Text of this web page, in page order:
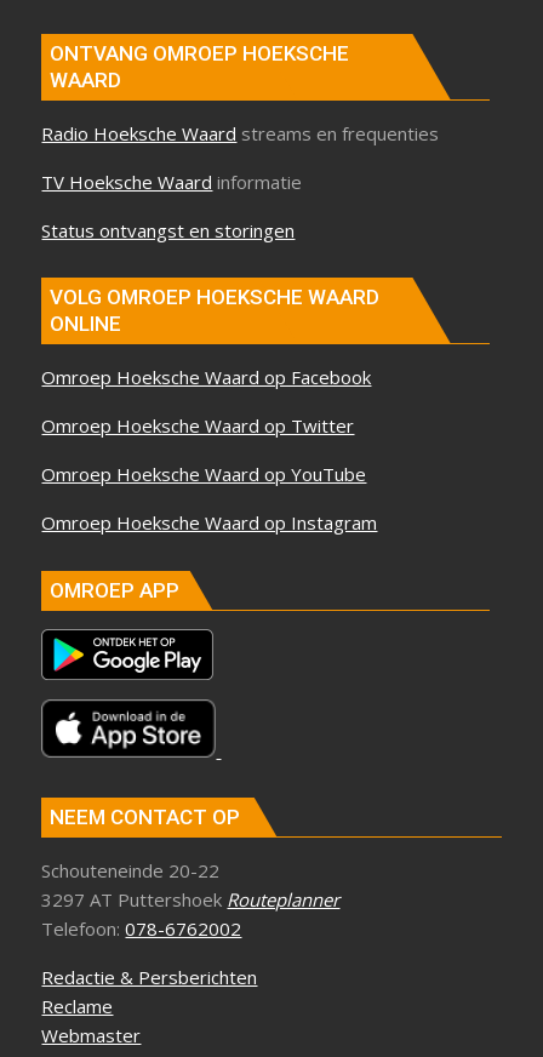
ONTVANG OMROEP HOEKSCHE
WAARD
Radio Hoeksche Waard streams en frequenties
TV Hoeksche Waard informatie
Status ontvangst en storingen
VOLG OMROEP HOEKSCHE WAARD
ONLINE
Omroep Hoeksche Waard op Facebook
Omroep Hoeksche Waard op Twitter
Omroep Hoeksche Waard op YouTube
Omroep Hoeksche Waard op Instagram
OMROEP APP
NEEM CONTACT OP
Schouteneinde 20-22
3297 AT Puttershoek Routeplanner
Telefoon:078-6762002
Redactie & Persberichten
Reclame
Webmaster